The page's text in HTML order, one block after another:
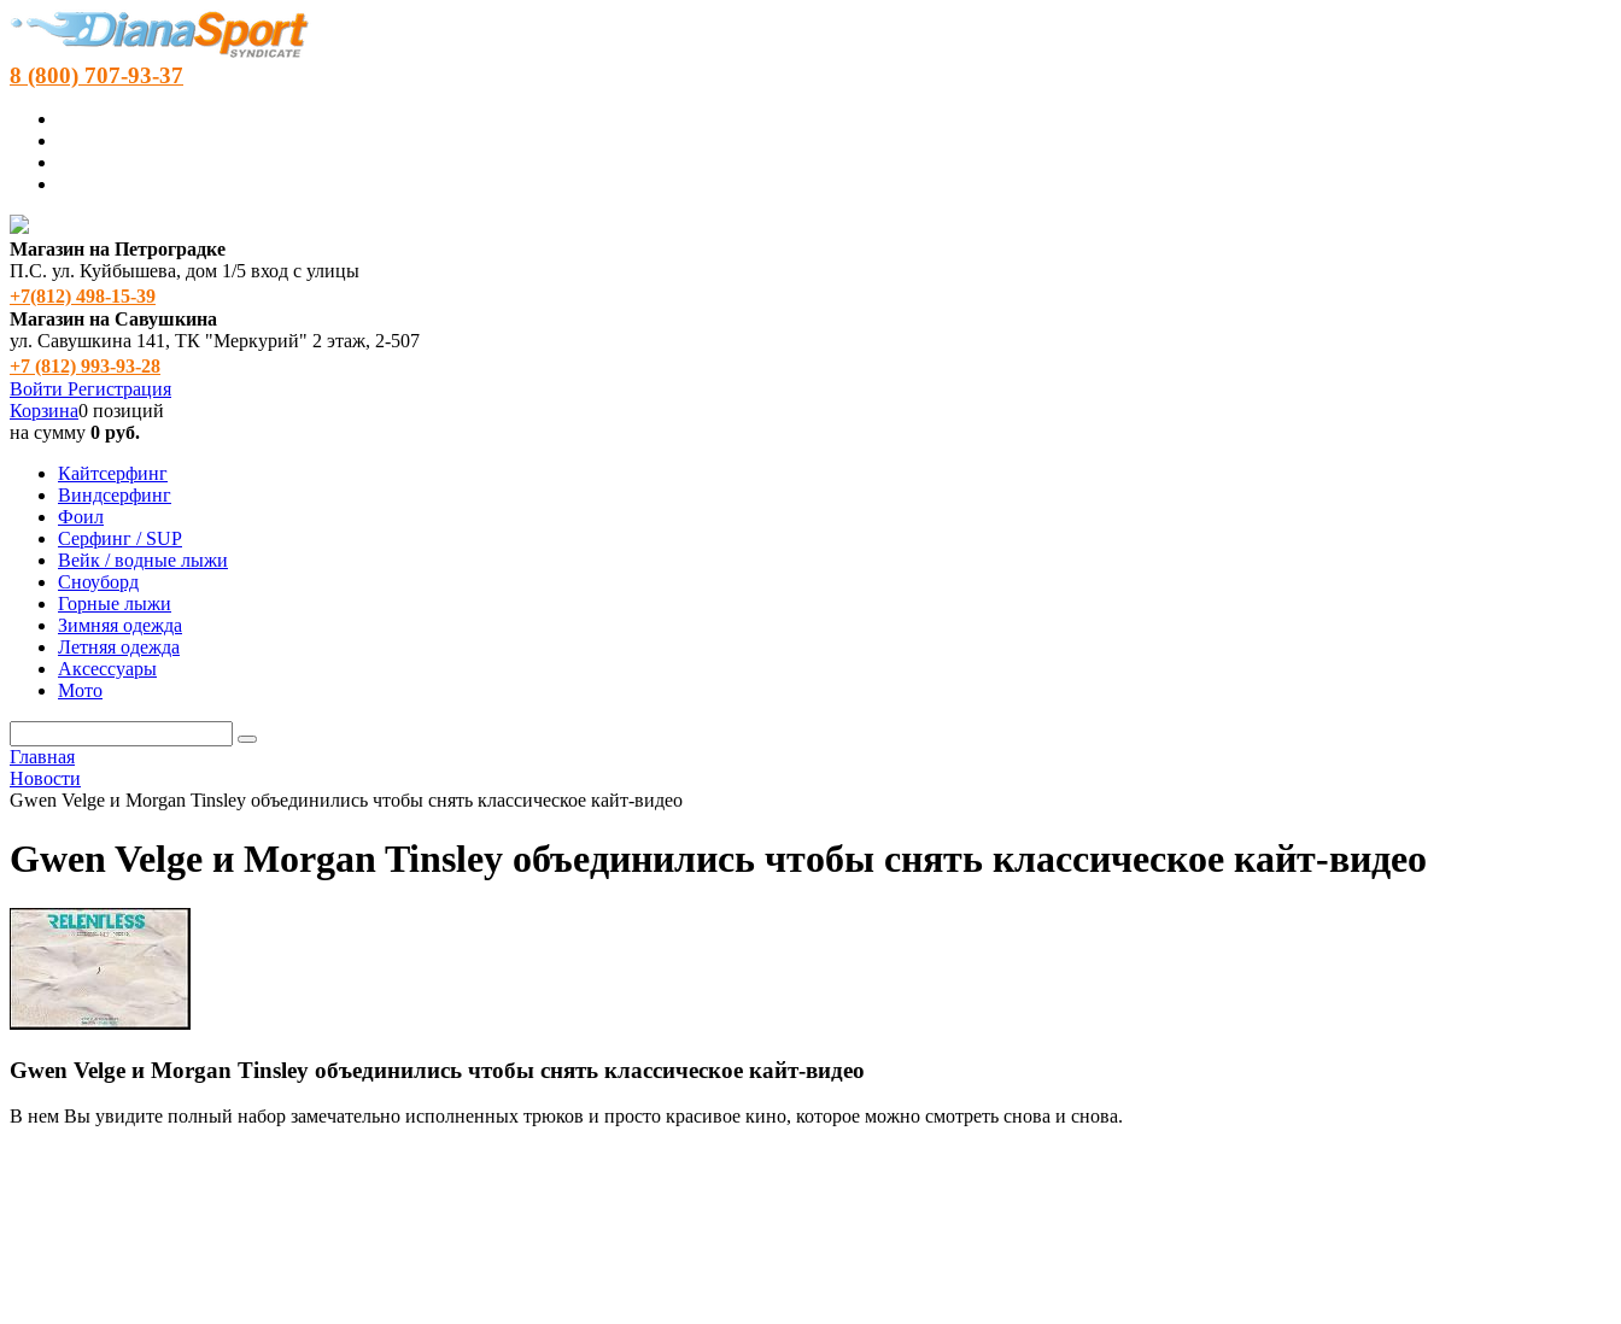
8 (800) 707-93-37
Магазин на Петроградке
П.С. ул. Куйбышева, дом 1/5 вход с улицы
+7(812) 498‑15-39
Магазин на Савушкина
ул. Савушкина 141, ТК "Меркурий" 2 этаж, 2-507
+7 (812) 993-93-28
Войти Регистрация
Корзина0 позиций
на сумму 0 руб.
Кайтсерфинг
Виндсерфинг
Фоил
Серфинг / SUP
Вейк / водные лыжи
Сноуборд
Горные лыжи
Зимняя одежда
Летняя одежда
Аксессуары
Мото
Главная
Новости
Gwen Velge и Morgan Tinsley объединились чтобы снять классическое кайт-видео
Gwen Velge и Morgan Tinsley объединились чтобы снять классическое кайт-видео
Gwen Velge и Morgan Tinsley объединились чтобы снять классическое кайт-видео
В нем Вы увидите полный набор замечательно исполненных трюков и просто красивое кино, которое можно смотреть снова и снова.